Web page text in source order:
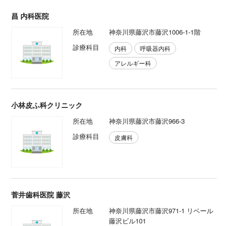
昌 内科医院
所在地
神奈川県藤沢市藤沢1006-1-1階
診療科目
内科
呼吸器内科
アレルギー科
小林皮ふ科クリニック
所在地
神奈川県藤沢市藤沢966-3
診療科目
皮膚科
菅井歯科医院 藤沢
所在地
神奈川県藤沢市藤沢971-1 リベール
藤沢ビル101